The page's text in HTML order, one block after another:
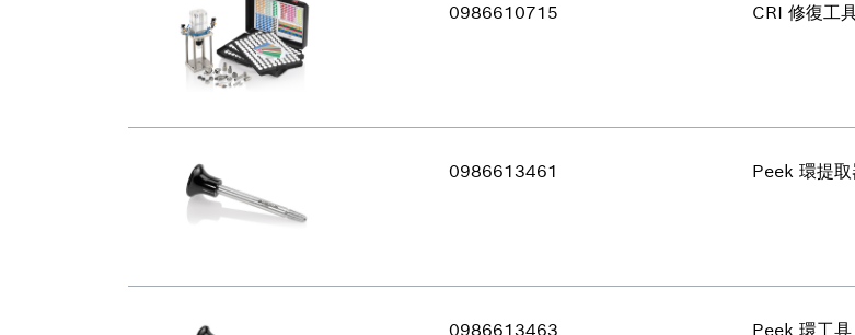
0986610715 CRI 修復工
0986613461 Peek 環提取
0986613463 Peek 環工